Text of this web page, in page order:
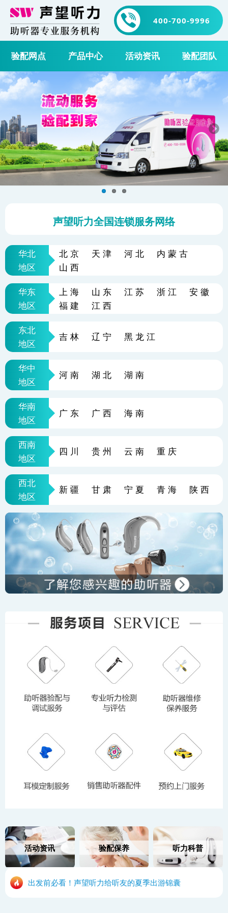
400-700-9996
验配网点 产品中心 活动资讯 验配团队
声望听力全国连锁服务网络
华北 北京 天津 河北
内蒙古
山西
地区
华东 上海 山东 江苏 浙江
安徽
福建
江西
地区
东北
吉林 辽宁 黑龙江
地区
华中
河南 湖北 湖南
地区
华南
广东 广西 海南
地区
西南
四川 贵州 云南 重庆
地区
西北
新疆 甘肃 宁夏 青海 陕西
地区
活动资讯 验配保养 听力科普
出发前必看！声望听力给听友的夏季出游锦囊